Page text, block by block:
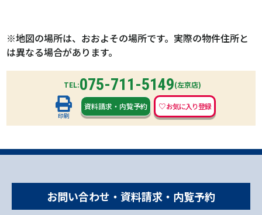
※地図の場所は、おおよその場所です。実際の物件住所と
は異なる場合があります。
TEL:075-711-5149(左京店)
印刷
資料請求 ・ 内覧予約
お問い合わせ・資料請求・内覧予約